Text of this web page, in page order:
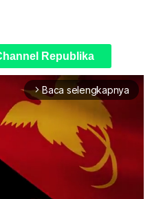
Republika
arrow_forward_ios Baca selengkapnya